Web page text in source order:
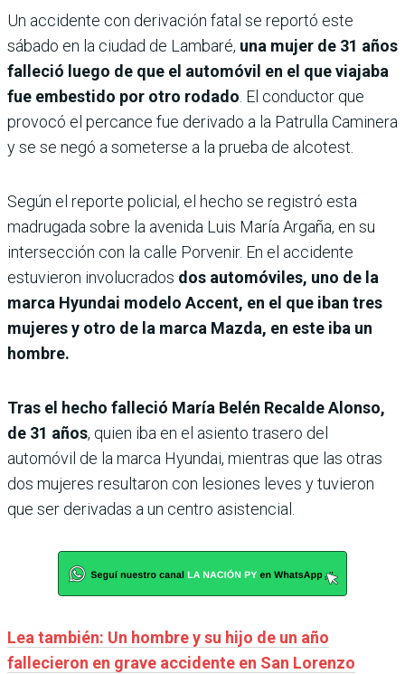
Un accidente con derivación fatal se reportó este
sábado en la ciudad de Lambaré, una mujer de 31 años
falleció luego de que el automóvil en el que viajaba
fue embestido por otro rodado. El conductor que
provocó el percance fue derivado a la Patrulla Caminera
y se se negó a someterse a la prueba de alcotest.
Según el reporte policial, el hecho se registró esta
madrugada sobre la avenida Luis María Argaña, en su
intersección con la calle Porvenir. En el accidente
estuvieron involucrados dos automóviles, uno de la
marca Hyundai modelo Accent, en el que iban tres
mujeres y otro de la marca Mazda, en este iba un
hombre.
Tras el hecho falleció María Belén Recalde Alonso,
de 31 años, quien iba en el asiento trasero del
automóvil de la marca Hyundai, mientras que las otras
dos mujeres resultaron con lesiones leves y tuvieron
que ser derivadas a un centro asistencial.
Lea también: Un hombre y su hijo de un año
fallecieron en grave accidente en San Lorenzo